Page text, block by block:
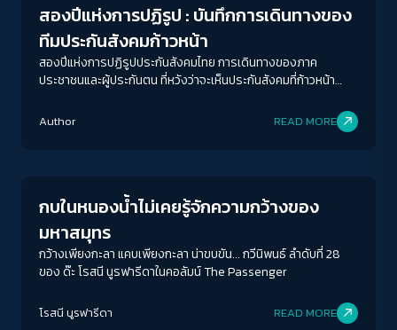
สองปีแห่งการปฏิรูป : บันทึกการเดินทางของ
ทีมประกันสังคมก้าวหน้า
สองปีแห่งการปฏิรูปประกันสังคมไทย การเดินทางของภาค
ประชาชนและผู้ประกันตน ที่หวังว่าจะเห็นประกันสังคมที่ก้าวหน้า
Author READ MORE
กบในหนองน้ำไม่เคยรู้จักความกว้างของ
มหาสมุทร
กว้างเพียงกะลา แคบเพียงกะลา น่าขบขัน... กวีนิพนธ์ ลำดับที่ 28
ของ ด๊ะ โรสนี นูรฟารีดาในคอลัมน์ The Passenger
โรสนี นูรฟารีดา READ MORE
ระยะห่างข้อความ
ปกติ มาก มากที่สุด
Deutan Tritan